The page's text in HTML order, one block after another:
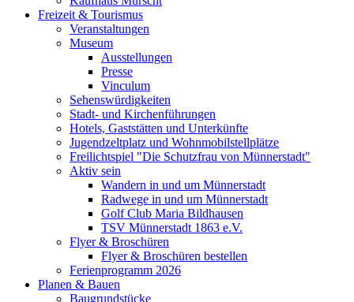
Freizeit & Tourismus
Veranstaltungen
Museum
Ausstellungen
Presse
Vinculum
Sehenswürdigkeiten
Stadt- und Kirchenführungen
Hotels, Gaststätten und Unterkünfte
Jugendzeltplatz und Wohnmobilstellplätze
Freilichtspiel "Die Schutzfrau von Münnerstadt"
Aktiv sein
Wandern in und um Münnerstadt
Radwege in und um Münnerstadt
Golf Club Maria Bildhausen
TSV Münnerstadt 1863 e.V.
Flyer & Broschüren
Flyer & Broschüren bestellen
Ferienprogramm 2026
Planen & Bauen
Baugrundstücke